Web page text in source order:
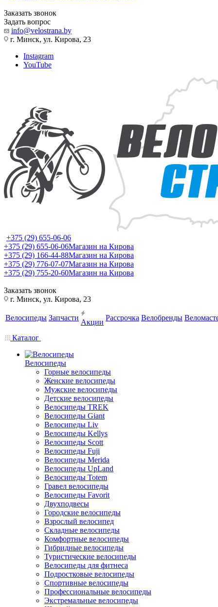
Заказать звонок
Задать вопрос
info@velostrana.by
г. Минск, ул. Кирова, 23
Instagram
YouTube
+375 (29) 655-06-06
+375 (29) 655-06-06Магазин на Кирова
+375 (29) 166-44-88Магазин на Кирова
+375 (29) 776-07-07Магазин на Кирова
+375 (29) 755-20-60Магазин на Кирова
Заказать звонок
г. Минск, ул. Кирова, 23
Велосипеды Запчасти
Акции
Рассрочка Велобренды
Каталог
Велосипеды
Горные велосипеды
Женские велосипеды
Мужские велосипеды
Детские велосипеды
Велосипеды TREK
Велосипеды Giant
Велосипеды Liv
Велосипеды Kellys
Велосипеды Scott
Велосипеды Fuji
Велосипеды Merida
Велосипеды UpLand
Велосипеды Totem
Гравел велосипеды
Велосипеды Favorit
Двухподвесы
Городские велосипеды
Взрослый велосипед
Складные велосипеды
Комфортные велосипеды
Гибридные велосипеды
Туристические велосипеды
Велосипеды для фитнеса
Подростковые велосипеды
Спортивные велосипеды
Профессиональные велосипеды
Экстремальные велосипеды